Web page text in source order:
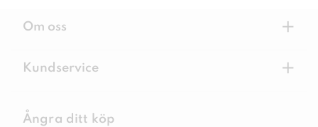
Om oss +
Kundservice +
Ångra ditt köp